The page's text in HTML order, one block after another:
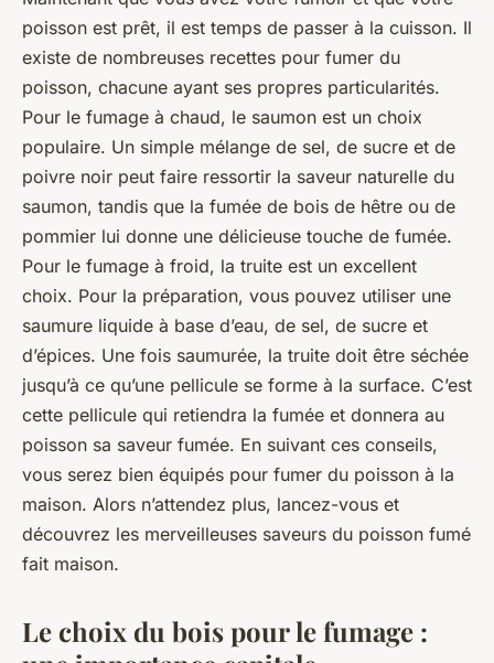
poisson est prêt, il est temps de passer à la cuisson. Il
existe de nombreuses recettes pour fumer du
poisson, chacune ayant ses propres particularités.
Pour le fumage à chaud, le saumon est un choix
populaire. Un simple mélange de sel, de sucre et de
poivre noir peut faire ressortir la saveur naturelle du
saumon, tandis que la fumée de bois de hêtre ou de
pommier lui donne une délicieuse touche de fumée.
Pour le fumage à froid, la truite est un excellent
choix. Pour la préparation, vous pouvez utiliser une
saumure liquide à base d’eau, de sel, de sucre et
d’épices. Une fois saumurée, la truite doit être séchée
jusqu’à ce qu’une pellicule se forme à la surface. C’est
cette pellicule qui retiendra la fumée et donnera au
poisson sa saveur fumée. En suivant ces conseils,
vous serez bien équipés pour fumer du poisson à la
maison. Alors n’attendez plus, lancez-vous et
découvrez les merveilleuses saveurs du poisson fumé
fait maison.
Le choix du bois pour le fumage :